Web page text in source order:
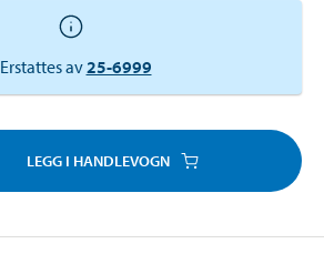
Erstattes av25-6999
LEGG I HANDLEVOGN